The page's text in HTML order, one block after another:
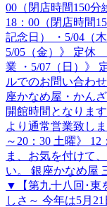
00（閉店時間150
18：00（閉店時間
記念日） ・5/04（
5/05（金）》 定休
業 ・5/07（日）》
ルでのお問い合わ
座かなめ屋・かん
開館時間となりま
より通常営業致し
～20：30 土曜》
ま、お気を付けて
い。 銀座かなめ屋
▼【第九十八回･東
しさ～ 今年は5月